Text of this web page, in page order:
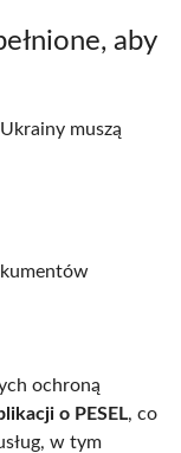
aby
muszą
ochroną
o PESEL, co
w tym